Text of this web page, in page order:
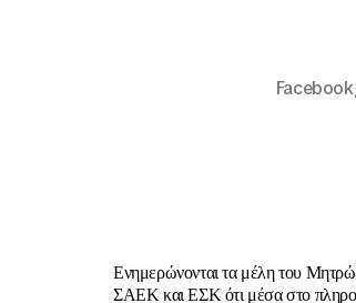
Ενημερώνονται τα μέλη του
ΣΑΕΚ και ΕΣΚ ότι μέσα στο